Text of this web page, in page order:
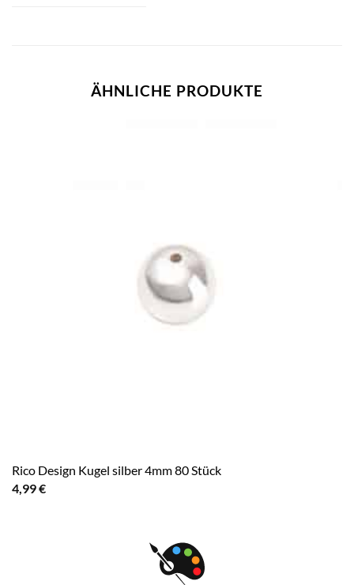
ÄHNLICHE PRODUKTE
Rico Design Kugel silber 4mm 80 Stück
4,99€